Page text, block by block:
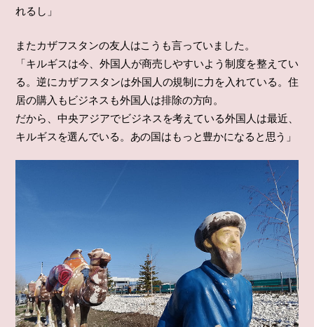
れるし」
またカザフスタンの友人はこうも言っていました。
「キルギスは今、外国人が商売しやすいよう制度を整えてい
る。逆にカザフスタンは外国人の規制に力を入れている。住
居の購入もビジネスも外国人は排除の方向。
だから、中央アジアでビジネスを考えている外国人は最近、
キルギスを選んでいる。あの国はもっと豊かになると思う」